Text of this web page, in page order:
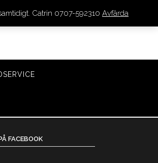
FACEBOOK
Catrin 0707-592310 Avfärda